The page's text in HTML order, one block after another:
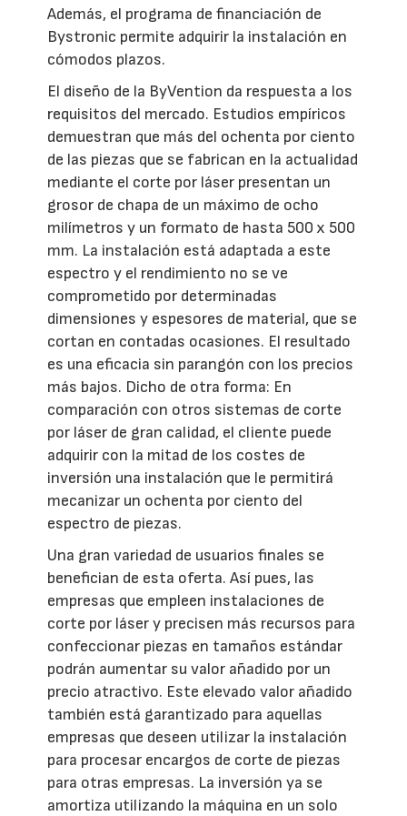
Además, el programa de financiación de
Bystronic permite adquirir la instalación en
cómodos plazos.
El diseño de la ByVention da respuesta a los
requisitos del mercado. Estudios empíricos
demuestran que más del ochenta por ciento
de las piezas que se fabrican en la actualidad
mediante el corte por láser presentan un
grosor de chapa de un máximo de ocho
milímetros y un formato de hasta 500 x 500
mm. La instalación está adaptada a este
espectro y el rendimiento no se ve
comprometido por determinadas
dimensiones y espesores de material, que se
cortan en contadas ocasiones. El resultado
es una eficacia sin parangón con los precios
más bajos. Dicho de otra forma: En
comparación con otros sistemas de corte
por láser de gran calidad, el cliente puede
adquirir con la mitad de los costes de
inversión una instalación que le permitirá
mecanizar un ochenta por ciento del
espectro de piezas.
Una gran variedad de usuarios finales se
benefician de esta oferta. Así pues, las
empresas que empleen instalaciones de
corte por láser y precisen más recursos para
confeccionar piezas en tamaños estándar
podrán aumentar su valor añadido por un
precio atractivo. Este elevado valor añadido
también está garantizado para aquellas
empresas que deseen utilizar la instalación
para procesar encargos de corte de piezas
para otras empresas. La inversión ya se
amortiza utilizando la máquina en un solo